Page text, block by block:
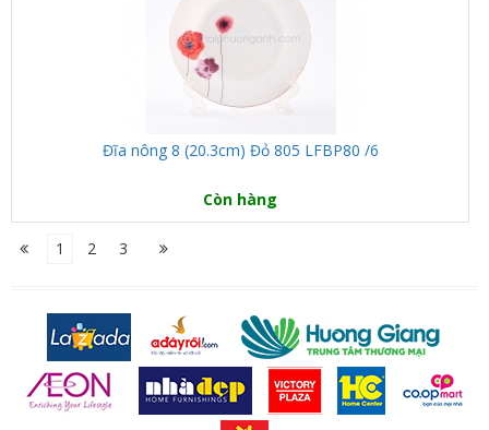
Đĩa nông 8 (20.3cm) Đỏ 805 LFBP80 /6
Còn hàng
1 2 3